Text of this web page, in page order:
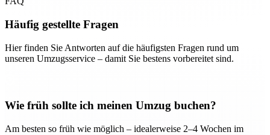
Häufig gestellte Fragen
Hier finden Sie Antworten auf die häufigsten Fragen rund um
unseren Umzugsservice – damit Sie bestens vorbereitet sind.
Wie früh sollte ich meinen Umzug buchen?
Am besten so früh wie möglich – idealerweise 2–4 Wochen im